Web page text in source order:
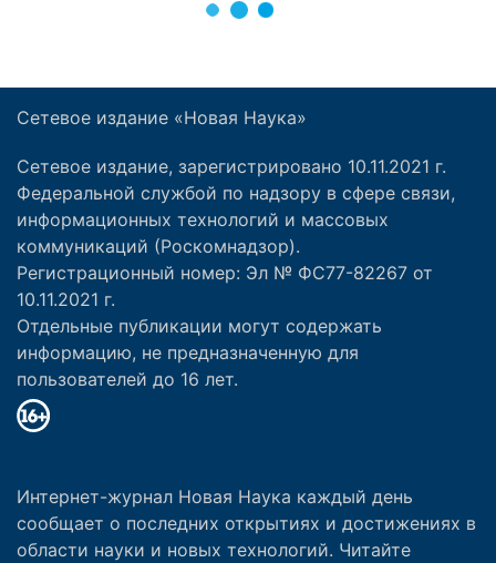
Сетевое издание «Новая Наука»
Сетевое издание, зарегистрировано 10.11.2021 г.
Федеральной службой по надзору в сфере связи,
информационных технологий и массовых
коммуникаций (Роскомнадзор).
Регистрационный номер: Эл № ФС77-82267 от
10.11.2021 г.
Отдельные публикации могут содержать
информацию, не предназначенную для
пользователей до 16 лет.
Интернет-журнал Новая Наука каждый день
сообщает о последних открытиях и достижениях в
области науки и новых технологий. Читайте